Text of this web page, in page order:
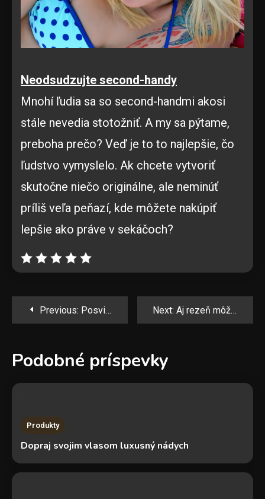
Neodsudzujte second-handy
Mnohí ľudia sa so second-handmi akosi
stále nevedia stotožniť. A my sa pýtame,
preboha prečo? Veď je to to najlepšie, čo
ľudstvo vymyslelo. Ak chcete vytvoriť
skutočne niečo originálne, ale neminúť
príliš veľa peňazí, kde môžete nakúpiť
lepšie ako práve v sekáčoch?
Navigácia
článku
Previous: Posviette si na led listy Next: Aj rezeň môže byť zdravý
Podobné príspevky
Produkty
Dopraj svojim vlasom luxusný nádych